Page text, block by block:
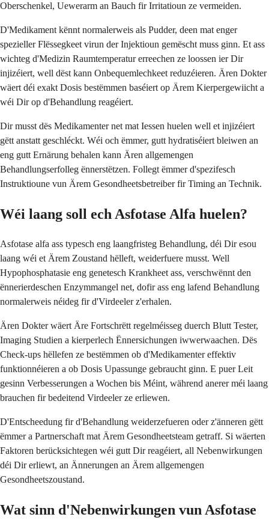
Oberschenkel, Uewerarm an Bauch fir Irritatioun ze vermeiden.
D'Medikament kënnt normalerweis als Pudder, deen mat enger
spezieller Flëssegkeet virun der Injektioun gemëscht muss ginn. Et ass
wichteg d'Medizin Raumtemperatur erreechen ze loossen ier Dir
injizéiert, well dëst kann Onbequemlechkeet reduzéieren. Ären Dokter
wäert déi exakt Dosis bestëmmen baséiert op Ärem Kierpergewiicht a
wéi Dir op d'Behandlung reagéiert.
Dir musst dës Medikamenter net mat Iessen huelen well et injizéiert
gëtt anstatt geschléckt. Wéi och ëmmer, gutt hydratiséiert bleiwen an
eng gutt Ernärung behalen kann Ären allgemengen
Behandlungserfolleg ënnerstëtzen. Follegt ëmmer d'spezifesch
Instruktioune vun Ärem Gesondheetsbetreiber fir Timing an Technik.
Wéi laang soll ech Asfotase Alfa huelen?
Asfotase alfa ass typesch eng laangfristeg Behandlung, déi Dir esou
laang wéi et Ärem Zoustand hëlleft, weiderfuere musst. Well
Hypophosphatasie eng genetesch Krankheet ass, verschwënnt den
ënnerierdeschen Enzymmangel net, dofir ass eng lafend Behandlung
normalerweis néideg fir d'Virdeeler z'erhalen.
Ären Dokter wäert Äre Fortschrëtt regelméisseg duerch Blutt Tester,
Imaging Studien a kierperlech Ënnersichungen iwwerwaachen. Dës
Check-ups hëllefen ze bestëmmen ob d'Medikamenter effektiv
funktionnéieren a ob Dosis Upassunge gebraucht ginn. E puer Leit
gesinn Verbesserungen a Wochen bis Méint, während anerer méi laang
brauchen fir bedeitend Virdeeler ze erliewen.
D'Entscheedung fir d'Behandlung weiderzefueren oder z'änneren gëtt
ëmmer a Partnerschaft mat Ärem Gesondheetsteam getraff. Si wäerten
Faktoren berücksichtegen wéi gutt Dir reagéiert, all Nebenwirkungen
déi Dir erliewt, an Ännerungen an Ärem allgemengen
Gesondheetszoustand.
Wat sinn d'Nebenwirkungen vun Asfotase